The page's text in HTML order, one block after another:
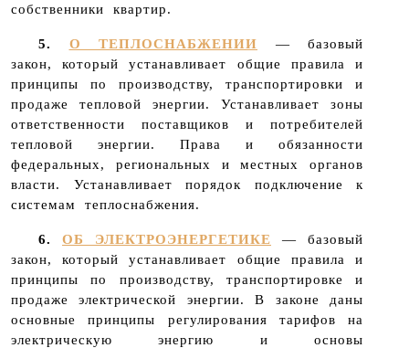
собственники квартир.
5. О ТЕПЛОСНАБЖЕНИИ — базовый
закон, который устанавливает общие правила и
принципы по производству, транспортировки и
продаже тепловой энергии. Устанавливает зоны
ответственности поставщиков и потребителей
тепловой энергии. Права и обязанности
федеральных, региональных и местных органов
власти. Устанавливает порядок подключение к
системам теплоснабжения.
6. ОБ ЭЛЕКТРОЭНЕРГЕТИКЕ — базовый
закон, который устанавливает общие правила и
принципы по производству, транспортировке и
продаже электрической энергии. В законе даны
основные принципы регулирования тарифов на
электрическую энергию и основы